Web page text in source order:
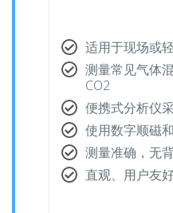
适用于现场或
测量常见气体
CO2
便携式分析仪
使用数字顺磁
测量准确，无
直观、用户友